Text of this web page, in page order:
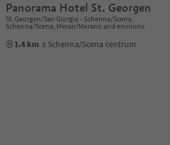
Panorama Hotel St. Georgen
St. Georgen/San Giorgio - Schenna/Scena,
Schenna/Scena, Meran/Merano and environs
1.4 km z Schenna/Scena centrum